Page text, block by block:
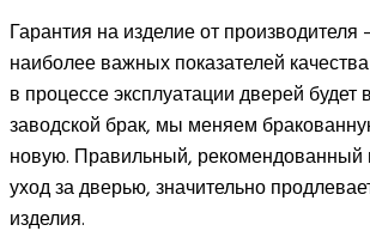
Гарантия на изделие от производителя
наиболее важных показателей
в процессе эксплуатации дверей будет
заводской брак, мы меняем
новую. Правильный, рекомендованный
уход за дверью, значительно
изделия.